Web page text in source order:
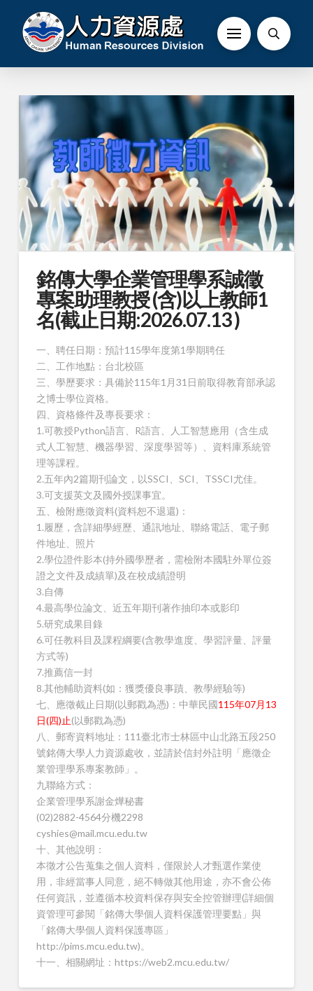
銘傳大學企業管理學系誠徵
專案助理教授 (含)以上教師1
名(截止日期:2026.07.13 )
一、聘任日期：預計115學年度第1學期聘任
二、工作地點：台北校區
三、學歷要求：具備於115年1月31日前取得教育部承認
之博士學位資格。
四、資格條件及專長要求：
1.可教授Python語言、R語言、人工智慧應用（含生成
式人工智慧、機器學習、深度學習等）、資料庫系統管
理等課程。
2.五年內2篇期刊論文，以SSCI、SCI、TSSCI尤佳。
3.可支援英文及國外授課事宜。
五、檢附應徵資料(資料恕不退還)：
1.履歷，含詳細學經歷、通訊地址、聯絡電話、電子郵
件地址、照片
2.學位證件影本(持外國學歷者，需檢附本國駐外單位簽
證之文件及成績單)及在校成績證明
3.自傳
4.最高學位論文、近五年期刊著作抽印本或影印
5.研究成果目錄
6.可任教科目及課程綱要(含教學進度、學習評量、評量
方式等)
7.推薦信一封
8.其他輔助資料(如：獲獎優良事蹟、教學經驗等)
七、應徵截止日期(以郵戳為憑)：中華民國115年07月13
日(四)止(以郵戳為憑)
八、郵寄資料地址：111臺北市士林區中山北路五段250
號銘傳大學人力資源處收，並請於信封外註明「應徵企
業管理學系專案教師」。
九聯絡方式：
企業管理學系謝金燁秘書
(02)2882-4564分機2298
cyshies@mail.mcu.edu.tw
十、其他說明：
本徵才公告蒐集之個人資料，僅限於人才甄選作業使
用，非經當事人同意，絕不轉做其他用途，亦不會公佈
任何資訊，並遵循本校資料保存與安全控管辦理(詳細個
資管理可參閱「銘傳大學個人資料保護管理要點」與
「銘傳大學個人資料保護專區」
http://pims.mcu.edu.tw)。
十一、相關網址：https://web2.mcu.edu.tw/